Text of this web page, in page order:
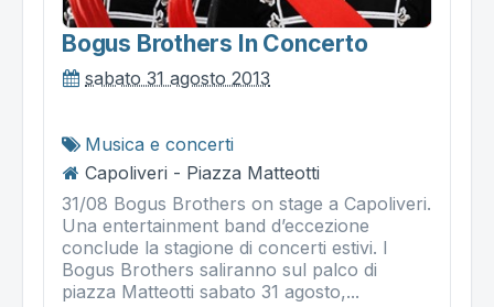
Bogus Brothers In Concerto
sabato 31 agosto 2013
Musica e concerti
Capoliveri - Piazza Matteotti
31/08 Bogus Brothers on stage a Capoliveri.
Una entertainment band d’eccezione
conclude la stagione di concerti estivi. I
Bogus Brothers saliranno sul palco di
piazza Matteotti sabato 31 agosto,...